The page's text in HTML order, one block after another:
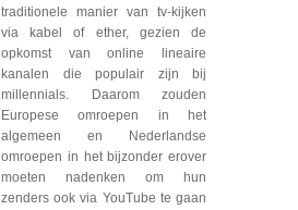
traditionele manier van tv-kijken
via kabel of ether, gezien de
opkomst van online lineaire
kanalen die populair zijn bij
millennials. Daarom zouden
Europese omroepen in het
algemeen en Nederlandse
omroepen in het bijzonder erover
moeten nadenken om hun
zenders ook via YouTube te gaan